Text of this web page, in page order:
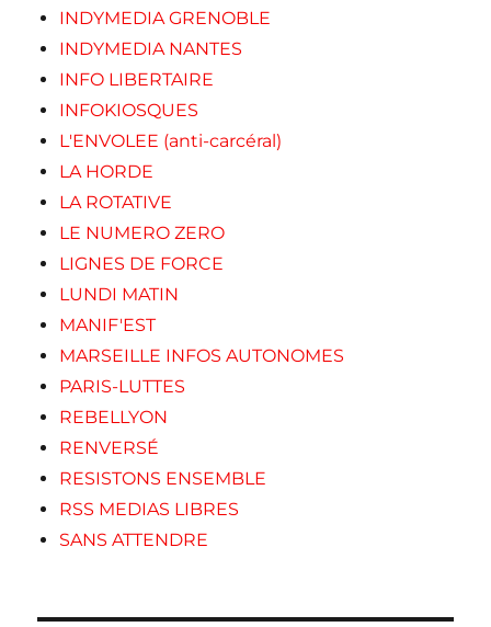
INDYMEDIA GRENOBLE
INDYMEDIA NANTES
INFO LIBERTAIRE
INFOKIOSQUES
L'ENVOLEE (anti-carcéral)
LA HORDE
LA ROTATIVE
LE NUMERO ZERO
LIGNES DE FORCE
LUNDI MATIN
MANIF'EST
MARSEILLE INFOS AUTONOMES
PARIS-LUTTES
REBELLYON
RENVERSÉ
RESISTONS ENSEMBLE
RSS MEDIAS LIBRES
SANS ATTENDRE